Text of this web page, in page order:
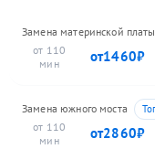
Замена материнской платы
110
1460
Замена южного моста
110
2860